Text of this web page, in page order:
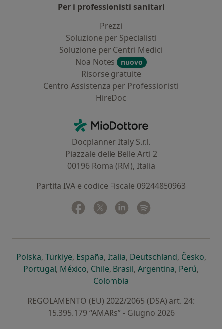
Per i professionisti sanitari
Prezzi
Soluzione per Specialisti
Soluzione per Centri Medici
Noa Notes
nuovo
Risorse gratuite
Centro Assistenza per Professionisti
HireDoc
MioDottore - Homepage
Docplanner Italy S.r.l.
Piazzale delle Belle Arti 2
00196 Roma (RM), Italia
Partita IVA e codice Fiscale 09244850963
Facebook
si apre in una nuova scheda
Twitter
si apre in una nuova scheda
Linkedin
si apre in una nuova
Polskasi apre in una nuova scheda
, Türkiyesi apre in una nuova scheda
, Españasi apre in una nuova scheda
, Italiasi apre in una nuova
, Deutschlandsi apre in
, Českosi
,
Portugalsi apre in una nuova scheda
, Méxicosi apre in una nuova scheda
, Chilesi apre in una nuova scheda
, Brasilsi apre in una nuova
, Argentinasi apre in
, Perúsi
,
Colombia
REGOLAMENTO (EU) 2022/2065 (DSA) art. 24:
15.395.179 “AMARs” - Giugno 2026